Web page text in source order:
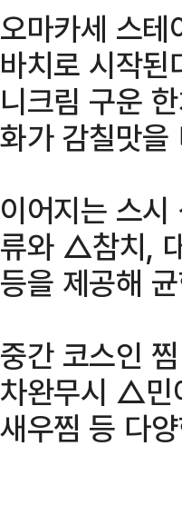
오마카세 스
바치로 시작
니크림 구운
화가 감칠맛을
이어지는 스
류와 △참치,
등을 제공해
중간 코스인
차완무시 △
새우찜 등 다